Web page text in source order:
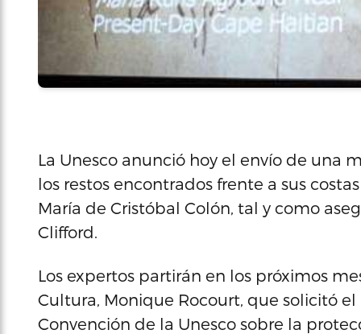
La Unesco anunció hoy el envío de una
los restos encontrados frente a sus
María de Cristóbal Colón, tal y como
Clifford.
Los expertos partirán en los próximos
Cultura, Monique Rocourt, que solicitó
Convención de la Unesco sobre la